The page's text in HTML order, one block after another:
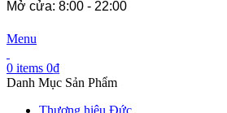
Mở cửa: 8:00 - 22:00
Menu
0 items 0₫
Danh Mục Sản Phẩm
Thương hiệu Đức